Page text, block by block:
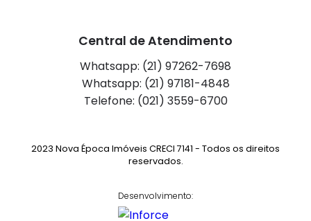
Central de Atendimento
Whatsapp: (21) 97262-7698
Whatsapp: (21) 97181-4848
Telefone: (021) 3559-6700
2023 Nova Época Imóveis CRECI 7141 - Todos os direitos
reservados.
Desenvolvimento: